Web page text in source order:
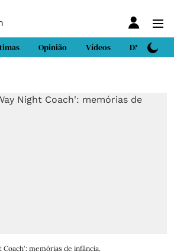
Opinião Vídeos DN Sport
memórias de infância.